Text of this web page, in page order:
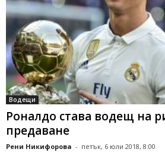
Водещи
Роналдо става водещ на
предаване
Рени Никифорова - петък, 6 юли 2018, 8:00